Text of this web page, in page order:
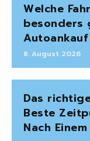
Welche
besonders
8. August 2026
Das
Beste
Nach